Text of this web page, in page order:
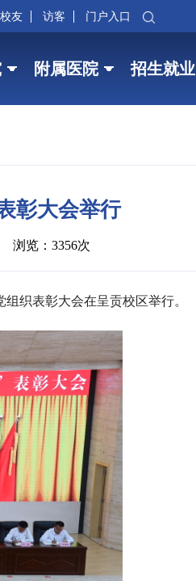
校友 访客 门户入口
附属医院 招生就业
彰大会举行
浏览：3356次
织表彰大会在呈贡校区举行。